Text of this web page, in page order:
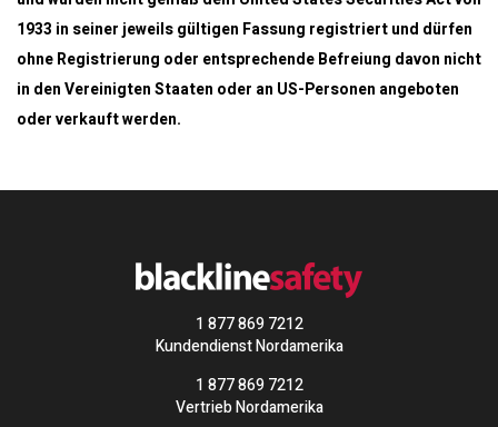
1933 in seiner jeweils gültigen Fassung registriert und dürfen
ohne Registrierung oder entsprechende Befreiung davon nicht
in den Vereinigten Staaten oder an US-Personen angeboten
oder verkauft werden.
1 877 869 7212
Kundendienst Nordamerika
1 877 869 7212
Vertrieb Nordamerika